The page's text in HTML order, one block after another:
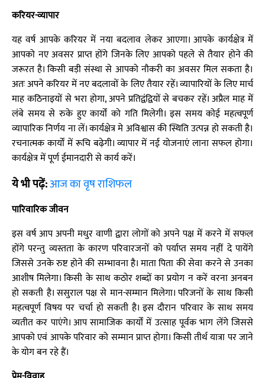
करियर-व्यापार
यह वर्ष आपके करियर में नया बदलाव लेकर आएगा। आपके कार्यक्षेत्र में
आपको नए अवसर प्राप्त होंगे जिनके लिए आपको पहले से तैयार होने की
जरूरत है। किसी बड़ी संस्था से आपको नौकरी का अवसर मिल सकता है।
अतः अपने करियर में नए बदलावों के लिए तैयार रहें। व्यापारियों के लिए मार्च
माह कठिनाइयों से भरा होगा, अपने प्रतिद्वंद्वियों से बचकर रहें। अप्रैल माह में
लंबे समय से रुके हुए कार्यों को गति मिलेगी। इस समय कोई महत्वपूर्ण
व्यापारिक निर्णय ना लें। कार्यक्षेत्र मे अविश्वास की स्थिति उत्पन्न हो सकती है।
रचनात्मक कार्यों में रूचि बढ़ेगी। व्यापार में नई योजनाएं लाना सफल होगा।
कार्यक्षेत्र में पूर्ण ईमानदारी से कार्य करें।
ये भी पढ़ें:आज का वृष राशिफल
पारिवारिक जीवन
इस वर्ष आप अपनी मधुर वाणी द्वारा लोगों को अपने पक्ष में करने में सफल
होंगे परन्तु व्यस्तता के कारण परिवारजनों को पर्याप्त समय नहीं दे पायेंगे
जिससे उनके रुष्ट होने की सम्भावना है। माता पिता की सेवा करने से उनका
आशीष मिलेगा। किसी के साथ कठोर शब्दों का प्रयोग न करें वरना अनबन
हो सकती है। ससुराल पक्ष से मान-सम्मान मिलेगा। परिजनों के साथ किसी
महत्वपूर्ण विषय पर चर्चा हो सकती है। इस दौरान परिवार के साथ समय
व्यतीत कर पाएंगे। आप सामाजिक कार्यों में उत्साह पूर्वक भाग लेंगे जिससे
आपको एवं आपके परिवार को सम्मान प्राप्त होगा। किसी तीर्थ यात्रा पर जाने
के योग बन रहे हैं।